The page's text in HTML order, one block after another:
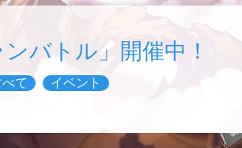
ンバトル」開催中！
て イベント